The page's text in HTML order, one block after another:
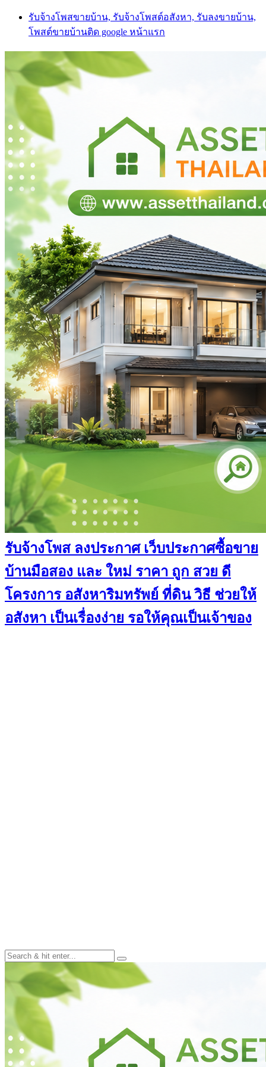
Skip
content
รับจ้างโพสขายบ้าน, รับจ้างโพสต์อสังหา, รับลงขายบ้าน,
โพสต์ขายบ้านติด google หน้าแรก
รับจ้างโพส ลงประกาศ เว็บประกาศซื้อขาย
บ้านมือสอง และ ใหม่ ราคา ถูก สวย ดี
โครงการ อสังหาริมทรัพย์ ที่ดิน วิธี ช่วยให้
อสังหา เป็นเรื่องง่าย รอให้คุณเป็นเจ้าของ